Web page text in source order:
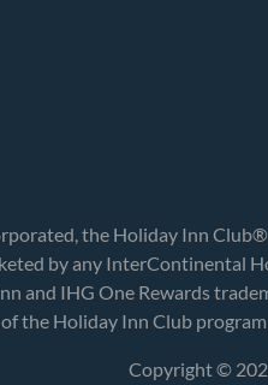
the Holiday Inn
by any InterContinental
and IHG One Rewards
the Holiday Inn Club
Copyright ©